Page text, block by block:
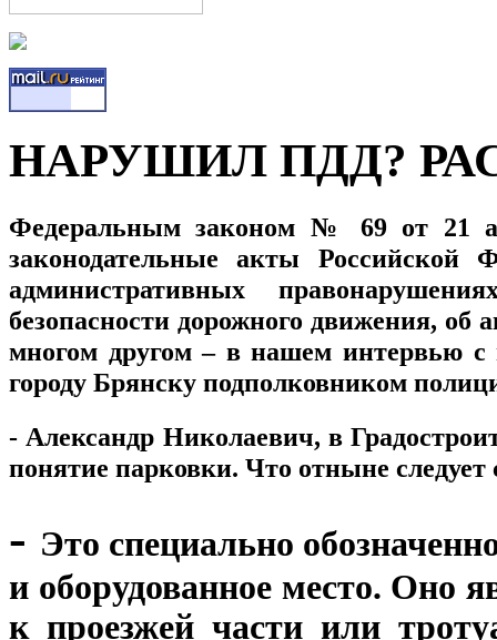
НАРУШИЛ ПДД?
Федеральным законом № 69 от 21
законодательные акты Российской
административных
безопасности дорожного движения, об
многом другом – в нашем интервью
городу Брянску подполковником
- Александр Николаевич, в
понятие парковки. Что отныне следует
- Это специально
и оборудованное место. Оно
к проезжей части или